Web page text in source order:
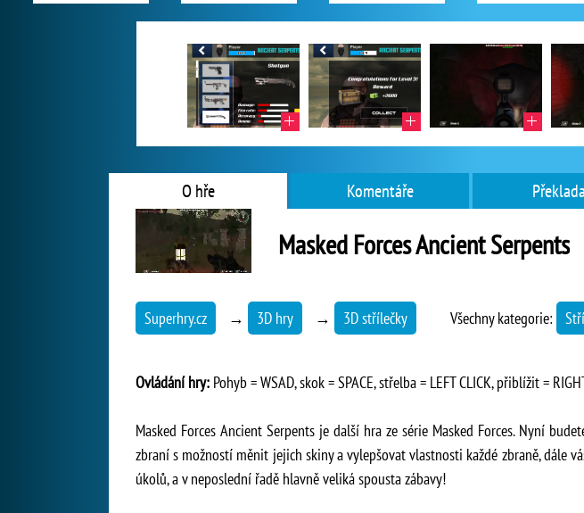
O hře Komentáře
Masked Forces Ancient Serpents
Superhry.cz → 3D hry → 3D střílečky Všechny kategorie:
Ovládání hry: Pohyb = WSAD, skok = SPACE, střelba = LEFT CLICK, přiblížit =
Masked Forces Ancient Serpents je další hra ze série Masked Forces. Nyní
zbraní s možností měnit jejich skiny a vylepšovat vlastnosti každé zbraně, dále
úkolů, a v neposlední řadě hlavně veliká spousta zábavy!